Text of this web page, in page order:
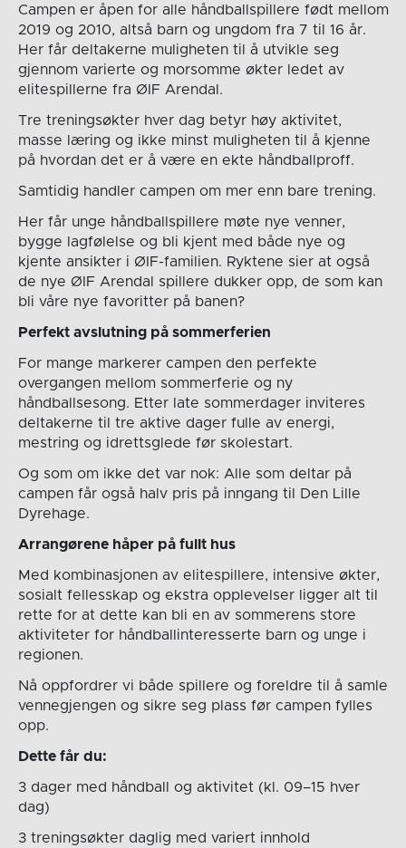
Campen er åpen for alle håndballspillere født mellom
2019 og 2010, altså barn og ungdom fra 7 til 16 år.
Her får deltakerne muligheten til å utvikle seg
gjennom varierte og morsomme økter ledet av
elitespillerne fra ØIF Arendal.
Tre treningsøkter hver dag betyr høy aktivitet,
masse læring og ikke minst muligheten til å kjenne
på hvordan det er å være en ekte håndballproff.
Samtidig handler campen om mer enn bare trening.
Her får unge håndballspillere møte nye venner,
bygge lagfølelse og bli kjent med både nye og
kjente ansikter i ØIF-familien. Ryktene sier at også
de nye ØIF Arendal spillere dukker opp, de som kan
bli våre nye favoritter på banen?
Perfekt avslutning på sommerferien
For mange markerer campen den perfekte
overgangen mellom sommerferie og ny
håndballsesong. Etter late sommerdager inviteres
deltakerne til tre aktive dager fulle av energi,
mestring og idrettsglede før skolestart.
Og som om ikke det var nok: Alle som deltar på
campen får også halv pris på inngang til Den Lille
Dyrehage.
Arrangørene håper på fullt hus
Med kombinasjonen av elitespillere, intensive økter,
sosialt fellesskap og ekstra opplevelser ligger alt til
rette for at dette kan bli en av sommerens store
aktiviteter for håndballinteresserte barn og unge i
regionen.
Nå oppfordrer vi både spillere og foreldre til å samle
vennegjengen og sikre seg plass før campen fylles
opp.
Dette får du:
3 dager med håndball og aktivitet (kl. 09–15 hver
dag)
3 treningsøkter daglig med variert innhold